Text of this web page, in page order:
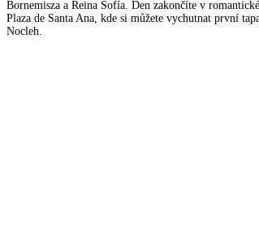
Bornemisza a Reina Sofía. Den zakončíte v
Plaza de Santa Ana, kde si můžete vychutnat první
Nocleh.